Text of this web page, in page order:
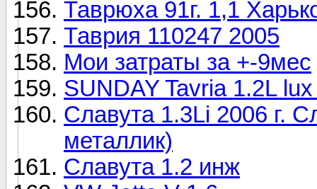
Таврюха 91г. 1,1
Таврия 110247 2005
Мои затраты за +-9мес
SUNDAY Tavria 1.2L
Славута 1.3Li 2006 г.
металлик)
Славута 1.2 инж